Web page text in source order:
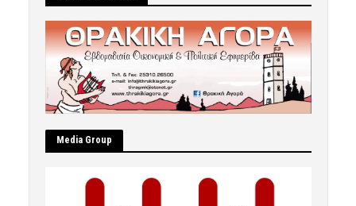
Μedia Group